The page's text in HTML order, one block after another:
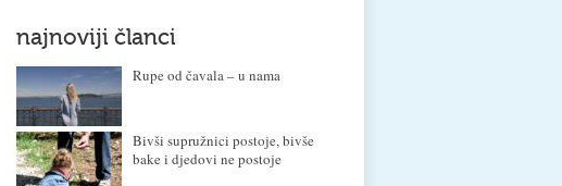
najnoviji članci
Rupe od čavala – u nama
Bivši supružnici postoje, bivše
bake i djedovi ne postoje